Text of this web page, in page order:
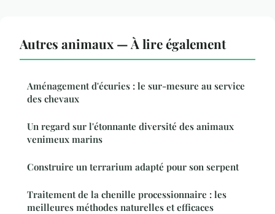
Autres animaux — À lire également
Aménagement d'écuries : le sur-mesure au service
des chevaux
Un regard sur l'étonnante diversité des animaux
venimeux marins
Construire un terrarium adapté pour son serpent
Traitement de la chenille processionnaire : les
meilleures méthodes naturelles et efficaces